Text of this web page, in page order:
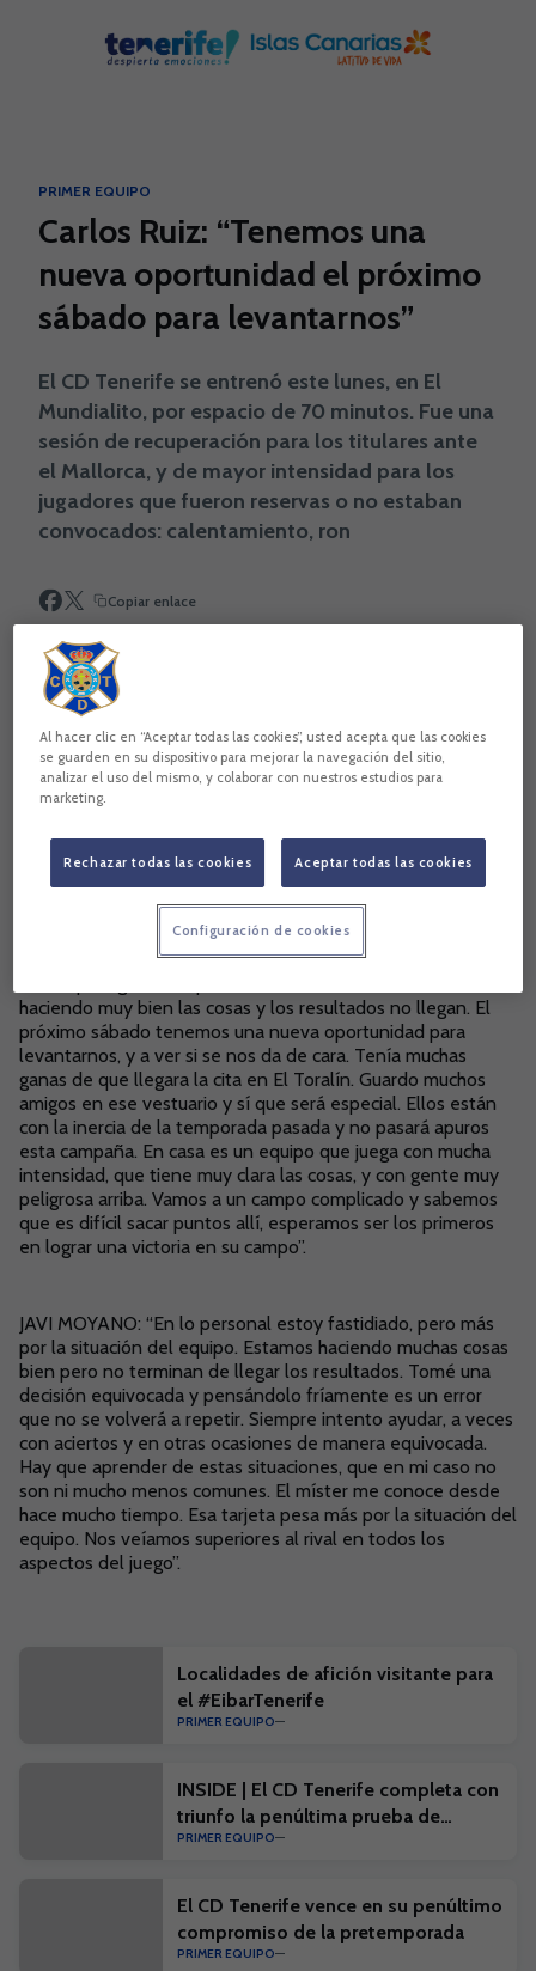
PRIMER EQUIPO
Carlos Ruiz: “Tenemos una
nueva oportunidad el próximo
sábado para levantarnos”
El CD Tenerife se entrenó este lunes, en El
Mundialito, por espacio de 70 minutos. Fue una
sesión de recuperación para los titulares ante
el Mallorca, y de mayor intensidad para los
jugadores que fueron reservas o no estaban
convocados: calentamiento, ron
Copiar enlace
CARLOS RUIZ: “Estamos haciendo mucho más que los
haciendo muy bien las cosas y los resultados no llegan. El
próximo sábado tenemos una nueva oportunidad para
levantarnos, y a ver si se nos da de cara. Tenía muchas
ganas de que llegara la cita en El Toralín. Guardo muchos
amigos en ese vestuario y sí que será especial. Ellos están
con la inercia de la temporada pasada y no pasará apuros
esta campaña. En casa es un equipo que juega con mucha
intensidad, que tiene muy clara las cosas, y con gente muy
peligrosa arriba. Vamos a un campo complicado y sabemos
que es difícil sacar puntos allí, esperamos ser los primeros
en lograr una victoria en su campo”.
JAVI MOYANO: “En lo personal estoy fastidiado, pero más
por la situación del equipo. Estamos haciendo muchas cosas
bien pero no terminan de llegar los resultados. Tomé una
decisión equivocada y pensándolo fríamente es un error
que no se volverá a repetir. Siempre intento ayudar, a veces
con aciertos y en otras ocasiones de manera equivocada.
Hay que aprender de estas situaciones, que en mi caso no
son ni mucho menos comunes. El míster me conoce desde
hace mucho tiempo. Esa tarjeta pesa más por la situación del
equipo. Nos veíamos superiores al rival en todos los
aspectos del juego”.
Localidades de afición visitante para
el #EibarTenerife
PRIMER EQUIPO
INSIDE | El CD Tenerife completa con
triunfo la penúltima prueba de
pretemporada
PRIMER EQUIPO
El CD Tenerife vence en su penúltimo
compromiso de la pretemporada
PRIMER EQUIPO
Al hacer clic en “Aceptar todas las cookies”, usted acepta que las cookies
se guarden en su dispositivo para mejorar la navegación del sitio,
analizar el uso del mismo, y colaborar con nuestros estudios para
marketing.
Rechazar todas las cookies Aceptar todas las cookies
Configuración de cookies